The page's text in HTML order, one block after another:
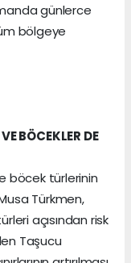
günlerce
bölgeye
BÖCEKLER DE
böcek türlerinin
Türkmen,
açısından risk
Taşucu